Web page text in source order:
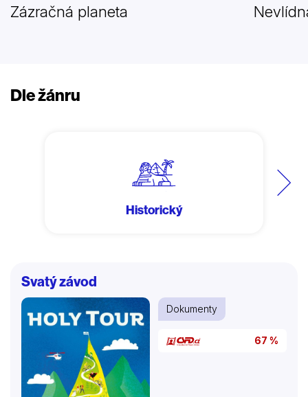
Zázračná planeta
Dle žánru
Další
Historický
Svatý závod
Dokumenty
67 %